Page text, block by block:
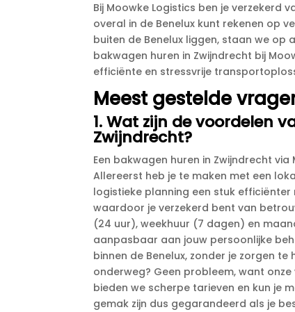
Bij Moowke Logistics ben je verzekerd
overal in de Benelux kunt rekenen op
buiten de Benelux liggen, staan we
bakwagen huren in Zwijndrecht bij
efficiënte en stressvrije
Meest gestelde
1.​ Wat zijn de voordelen
Zwijndrecht?
Een bakwagen huren in Zwijndrecht
Allereerst heb je te maken met een
logistieke planning een stuk
waardoor je verzekerd bent van
(24 uur), weekhuur (7 dagen) en
aanpasbaar aan jouw persoonlijke
binnen de Benelux, zonder je zorgen
onderweg? Geen probleem, want
bieden we scherpe tarieven en kun je
gemak zijn dus gegarandeerd als je